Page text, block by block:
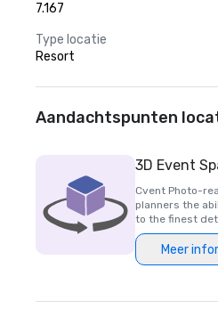
7.167
Type locatie
Resort
Aandachtspunten
3D Event
Cvent Photo-
planners the
to the finest
Meer